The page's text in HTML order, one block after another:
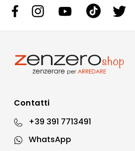
Contatti
+39 391 7713491
WhatsApp